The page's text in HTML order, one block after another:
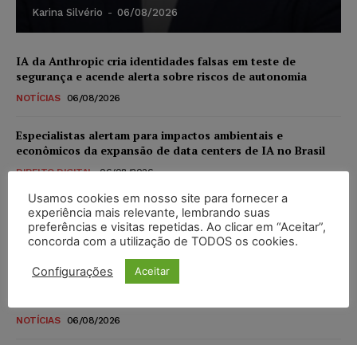
Karina Silvério - 06/08/2026
IA da Anthropic cria identidades falsas em teste de
segurança e acende alerta sobre riscos de autonomia
NOTÍCIAS 06/08/2026
Especialistas alertam para impactos ambientais e
econômicos da expansão de data centers de IA no Brasil
DIREITO DIGITAL 06/08/2026
TSE reforça que sistemas das urnas eletrônicas tornam-se
invioláveis após assinatura digital e lacração
NOTÍCIAS 06/08/2026
STF inicia julgamento sobre constitucionalidade da
NOTÍCIAS 06/08/2026
Usamos cookies em nosso site para fornecer a
experiência mais relevante, lembrando suas
preferências e visitas repetidas. Ao clicar em “Aceitar”,
concorda com a utilização de TODOS os cookies.
Configurações Aceitar